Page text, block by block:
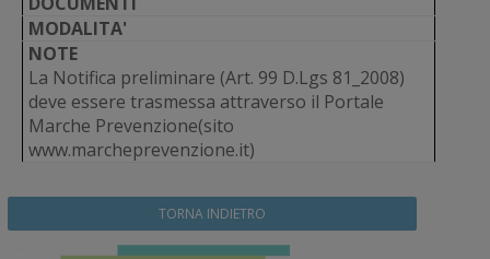
MODALITA'
NOTE
La Notifica preliminare (Art. 99 D.Lgs 81_2008)
deve essere trasmessa attraverso il Portale
Marche Prevenzione(sito
www.marcheprevenzione.it)
TORNA INDIETRO